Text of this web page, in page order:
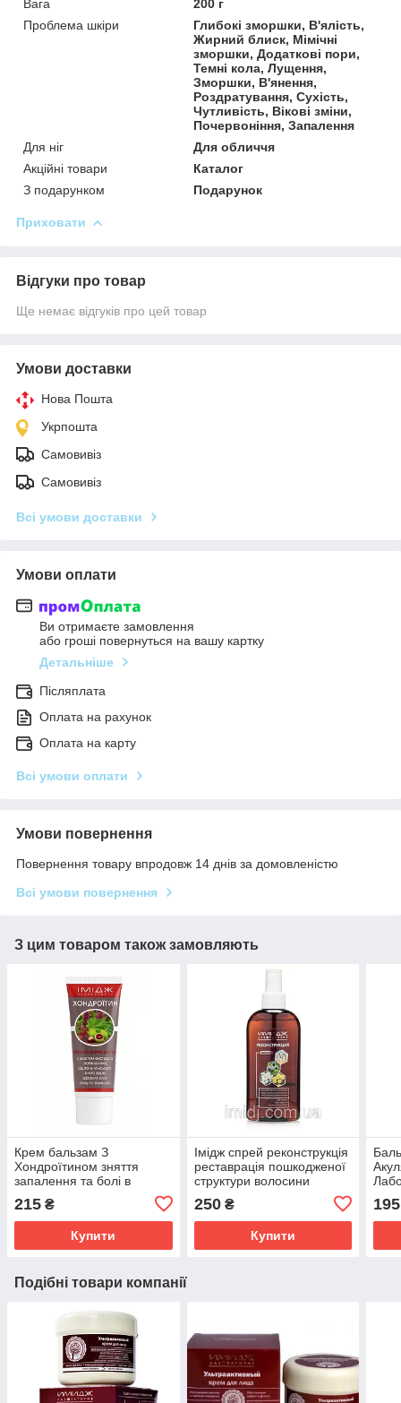
Вага
200 г
Проблема шкіри
Глибокі зморшки, В'ялість,
Жирний блиск, Мімічні
зморшки, Додаткові пори,
Темні кола, Лущення,
Зморшки, В'янення,
Роздратування, Сухість,
Чутливість, Вікові зміни,
Почервоніння, Запалення
Для ніг
Для обличчя
Акційні товари
Каталог
З подарунком
Подарунок
Приховати
Відгуки про товар
Ще немає відгуків про цей товар
Умови доставки
Нова Пошта
Укрпошта
Самовивіз
Самовивіз
Всі умови доставки
Умови оплати
Ви отримаєте замовлення
або гроші повернуться на вашу картку
Детальніше
Післяплата
Оплата на рахунок
Оплата на карту
Всі умови оплати
Умови повернення
Повернення товару впродовж 14 днів за домовленістю
Всі умови повернення
З цим товаром також замовляють
Крем бальзам З
Хондроїтином зняття
запалення та болі в
суглобах, м'язах і хребті
Імідж Лабораторія
215 ₴
Купити
Імідж спрей реконструкція
реставрація пошкодженої
структури волосини
250₴
Купити
195
Подібні товари компанії